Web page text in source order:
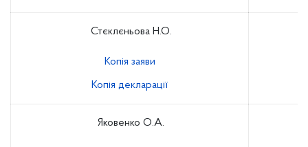
Стєклєньова Н.О.
Копія заяви
Копія декларації
Яковенко О.А.